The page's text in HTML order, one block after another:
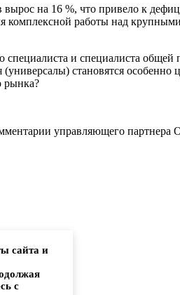
вырос на 16 %, что привело к
комплексной работы над
специалиста и специалиста общей
становятся
рынка?
управляющего партнера
сайта и
с